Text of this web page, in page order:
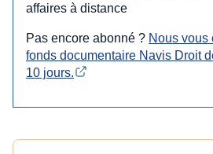
affaires à distance
Pas encore abonné ? Nous vous
fonds documentaire Navis Droit
10 jours.